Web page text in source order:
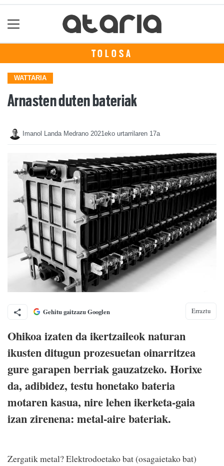
TOLOSA
WATTARIA
Arnasten duten bateriak
Imanol Landa Medrano 2021eko urtarrilaren 17a
Gehitu gaitzazu Googlen Erraztu
Ohikoa izaten da ikertzaileok naturan
ikusten ditugun prozesuetan oinarritzea
gure garapen berriak gauzatzeko. Horixe
da, adibidez, testu honetako bateria
motaren kasua, nire lehen ikerketa-gaia
izan zirenena: metal-aire bateriak.
Zergatik metal? Elektrodoetako bat (osagaietako bat)